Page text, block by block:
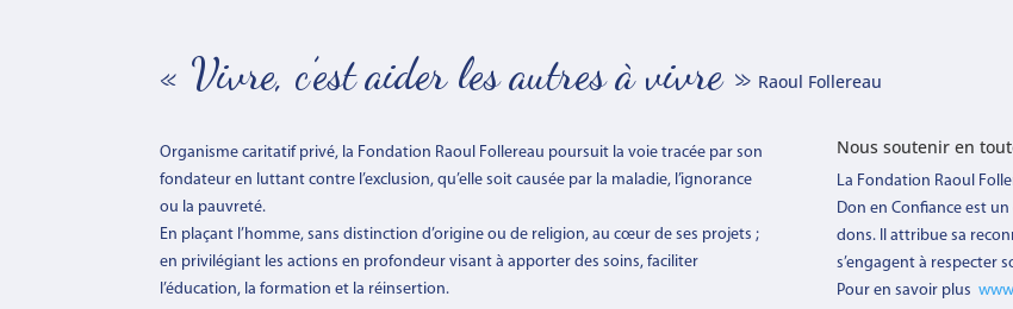
« Vivre, c’est aider les autres à vivre » Raoul Follereau
Organisme caritatif privé, la Fondation Raoul Follereau poursuit la voie tracée par son
fondateur en luttant contre l’exclusion, qu’elle soit causée par la maladie, l’ignorance
ou la pauvreté.
En plaçant l’homme, sans distinction d’origine ou de religion, au cœur de ses projets ;
en privilégiant les actions en profondeur visant à apporter des soins, faciliter
l’éducation, la formation et la réinsertion.
Nous soutenir en
La Fondation Raoul
Don en Confiance est
dons. Il attribue sa
s’engagent à respecter
Pour en savoir plus